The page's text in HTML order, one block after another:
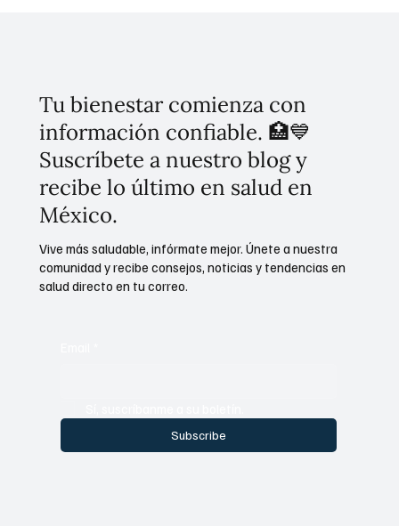
Tu bienestar comienza con
información confiable. 🏥💙
Suscríbete a nuestro blog y
recibe lo último en salud en
México.
Subscribe
Vive más saludable, infórmate mejor. Únete a nuestra
comunidad y recibe consejos, noticias y tendencias en
salud directo en tu correo.